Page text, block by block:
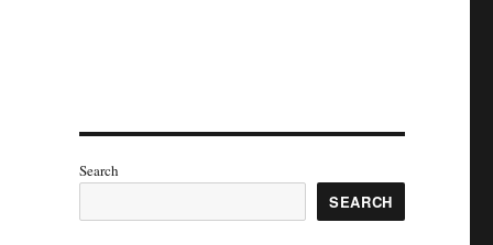
Search
SEARCH